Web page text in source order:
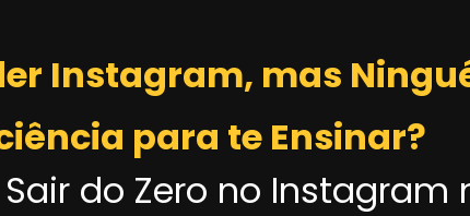
Instagram, mas
para te Ensinar?
do Zero no Instagram